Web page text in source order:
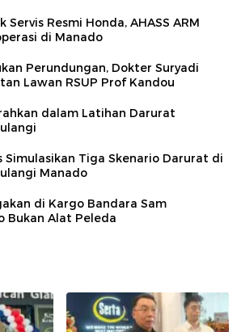
Servis Resmi Honda, AHASS ARM
di Manado
Perundungan, Dokter Suryadi
Lawan RSUP Prof Kandou
dalam Latihan Darurat
Simulasikan Tiga Skenario Darurat di
Manado
di Kargo Bandara Sam
Bukan Alat Peleda